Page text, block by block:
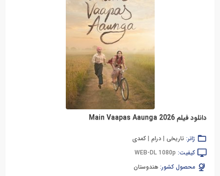
دانلود فیلم Main Vaapas Aaunga 2026
ژانر: تاریخی | درام | کمدی
کیفیت: WEB-DL 1080p
محصول کشور: هندوستان